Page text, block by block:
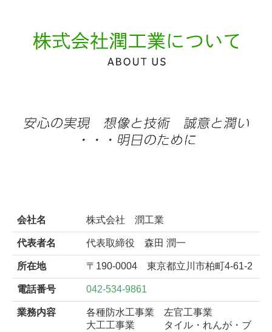
会社名 株式会社 潤工業
代表者名 代表取締役 森田 潤一
所在地 〒190-0004 東京都立川市柏町4-61-2
電話番号 042-534-9861
業務内容
各種防水工事業 左官工事業
大工工事業 タイル・れんが・ブ